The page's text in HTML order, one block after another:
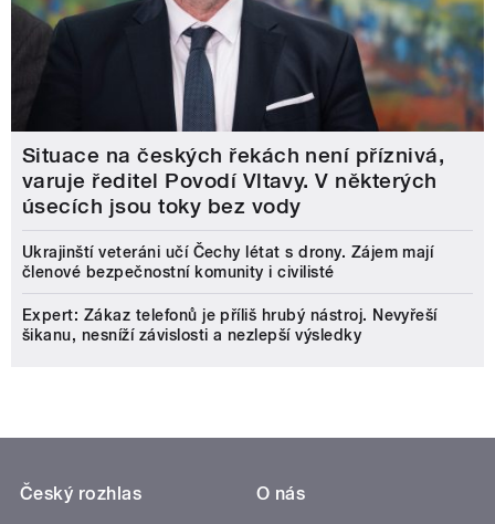
Situace na českých řekách není příznivá,
varuje ředitel Povodí Vltavy. V některých
úsecích jsou toky bez vody
Ukrajinští veteráni učí Čechy létat s drony. Zájem mají
členové bezpečnostní komunity i civilisté
Expert: Zákaz telefonů je příliš hrubý nástroj. Nevyřeší
šikanu, nesníží závislosti a nezlepší výsledky
Český rozhlas
O nás